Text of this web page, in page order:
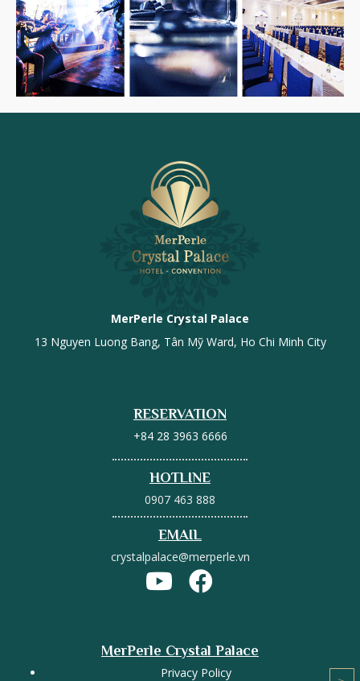
MerPerle Crystal Palace
13 Nguyen Luong Bang, Tân Mỹ Ward, Ho Chi Minh City
RESERVATION
+84 28 3963 6666
HOTLINE
0907 463 888
EMAIL
crystalpalace@merperle.vn
MerPerle Crystal Palace
Privacy Policy